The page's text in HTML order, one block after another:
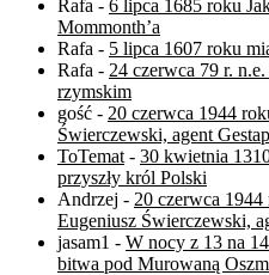
Rafa - 6 lipca 1685 roku
Mommonth’a
Rafa - 5 lipca 1607 roku
Rafa - 24 czerwca 79 r.
rzymskim
gość - 20 czerwca 1944
Świerczewski, agent
ToTemat - 30 kwietnia
przyszły król Polski
Andrzej - 20 czerwca 1944
Eugeniusz Świerczewski,
jasam1 - W nocy z 13 na
bitwa pod Murowaną